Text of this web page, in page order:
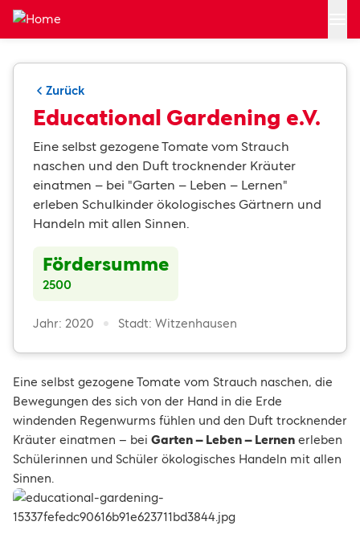
Zum Hauptinhalt springen
Zurück
Educational Gardening e.V.
Eine selbst gezogene Tomate vom Strauch
naschen und den Duft trocknender Kräuter
einatmen – bei "Garten – Leben – Lernen"
erleben Schulkinder ökologisches Gärtnern und
Handeln mit allen Sinnen.
Fördersumme
2500
Jahr: 2020 Stadt: Witzenhausen
Eine selbst gezogene Tomate vom Strauch naschen, die
Bewegungen des sich von der Hand in die Erde
windenden Regenwurms fühlen und den Duft trocknender
Kräuter einatmen – bei Garten – Leben – Lernen erleben
Schülerinnen und Schüler ökologisches Handeln mit allen
Sinnen.